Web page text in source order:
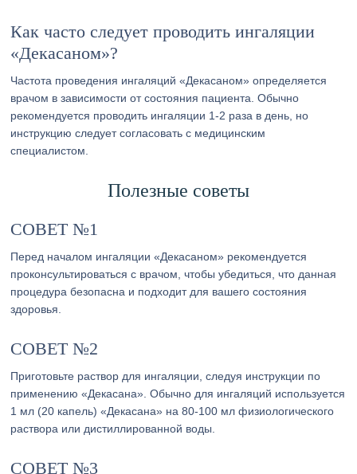
Как часто следует проводить ингаляции
«Декасаном»?
Частота проведения ингаляций «Декасаном» определяется
врачом в зависимости от состояния пациента. Обычно
рекомендуется проводить ингаляции 1-2 раза в день, но
инструкцию следует согласовать с медицинским
специалистом.
Полезные советы
СОВЕТ №1
Перед началом ингаляции «Декасаном» рекомендуется
проконсультироваться с врачом, чтобы убедиться, что данная
процедура безопасна и подходит для вашего состояния
здоровья.
СОВЕТ №2
Приготовьте раствор для ингаляции, следуя инструкции по
применению «Декасана». Обычно для ингаляций используется
1 мл (20 капель) «Декасана» на 80-100 мл физиологического
раствора или дистиллированной воды.
СОВЕТ №3